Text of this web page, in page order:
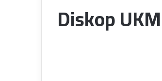
Diskop